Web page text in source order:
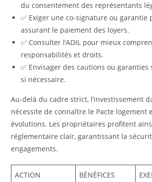
du consentement des représentants
✅ Exiger une co-signature ou garantie
assurant le paiement des loyers.
✅ Consulter l’ADIL pour mieux
responsabilités et droits.
✅ Envisager des cautions ou
si nécessaire.
Au-delà du cadre strict, l’investissement
nécessite de connaître le Pacte logement
évolutions. Les propriétaires profitent
réglementaire clair, garantissant la
engagements.
ACTION
BÉNÉFICES